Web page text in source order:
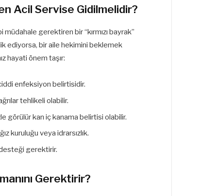
Acil Servise Gidilmelidir?
gerektiren bir “kırmızı bayrak”
ediyorsa, bir aile hekimini beklemek
hayati önem taşır:
enfeksiyon belirtisidir.
tehlikeli olabilir.
görülür kan iç kanama belirtisi olabilir.
kuruluğu veya idrarsızlık.
desteği gerektirir.
Gerektirir?